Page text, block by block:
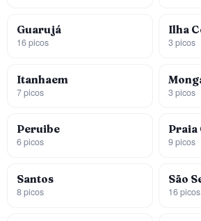
Guarujá
16 picos
Ilha
3 picos
Itanhaem
7 picos 3 picos
Peruibe
6 picos
Praia
9 picos
Santos
8 picos
São
16 picos